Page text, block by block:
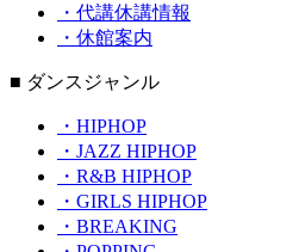
・代講休講情報
・休館案内
■ ダンスジャンル
・HIPHOP
・JAZZ HIPHOP
・R&B HIPHOP
・GIRLS HIPHOP
・BREAKING